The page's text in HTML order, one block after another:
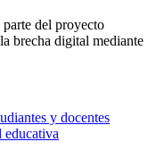
del proyecto
brecha digital mediante